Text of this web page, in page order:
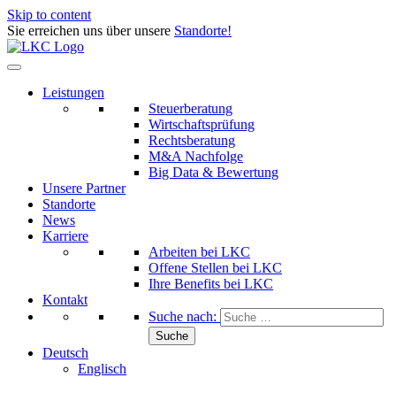
Skip to content
Sie erreichen uns über unsere Standorte!
Leistungen
Steuerberatung
Wirtschaftsprüfung
Rechtsberatung
M&A Nachfolge
Big Data & Bewertung
Unsere Partner
Standorte
News
Karriere
Arbeiten bei LKC
Offene Stellen bei LKC
Ihre Benefits bei LKC
Kontakt
Suche nach:
Deutsch
Englisch